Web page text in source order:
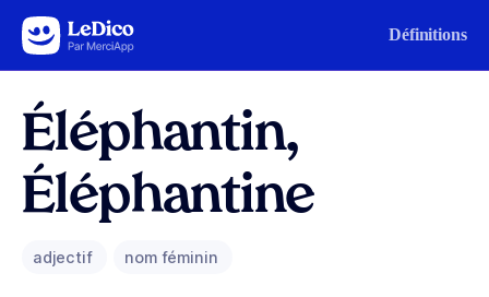
Aller au contenu Définitions
Éléphantin,
Éléphantine
adjectif nom féminin